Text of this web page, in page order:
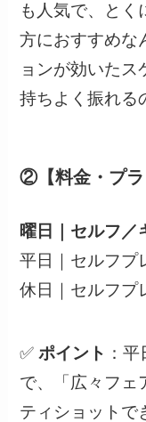
も人気で、と
方におすすめな
ョンが効いたス
持ちよく振れる
②【料金・プラ
曜日｜セルフ／
平日｜セルフプ
休日｜セルフプ
✅ポイント ：
で、「広々フェ
ティショットで